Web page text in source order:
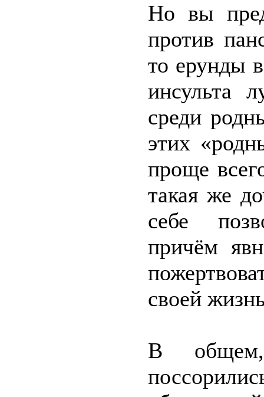
Но вы
против
то ерунды
инсульта
среди
этих
проще
такая же
себе
причём
своей
В